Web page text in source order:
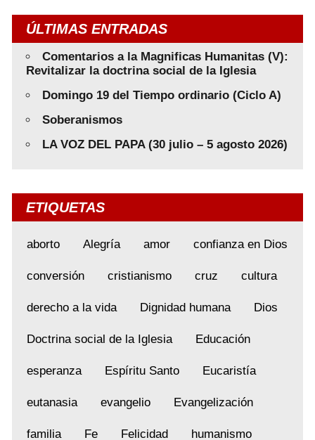
ÚLTIMAS ENTRADAS
Comentarios a la Magnificas Humanitas (V):
Revitalizar la doctrina social de la Iglesia
Domingo 19 del Tiempo ordinario (Ciclo A)
Soberanismos
LA VOZ DEL PAPA (30 julio – 5 agosto 2026)
ETIQUETAS
aborto Alegría amor confianza en Dios
conversión cristianismo cruz cultura
derecho a la vida Dignidad humana Dios
Doctrina social de la Iglesia Educación
esperanza Espíritu Santo Eucaristía
eutanasia evangelio Evangelización
familia Fe Felicidad humanismo